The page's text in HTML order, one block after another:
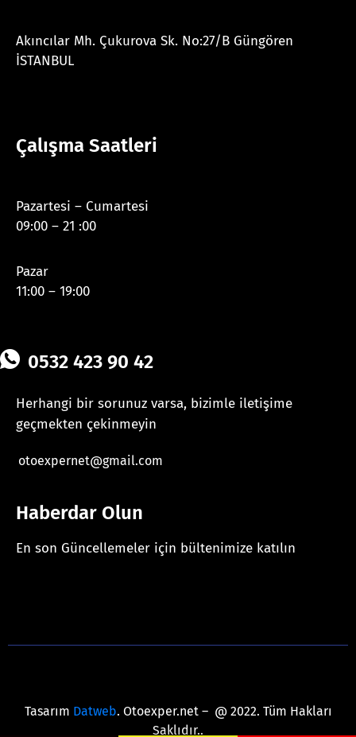
Akıncılar Mh. Çukurova Sk. No:27/B Güngören
İSTANBUL
Çalışma Saatleri
Pazartesi – Cumartesi
09:00 – 21 :00
Pazar
11:00 – 19:00
0532 423 90 42
Herhangi bir sorunuz varsa, bizimle iletişime
geçmekten çekinmeyin
otoexpernet@gmail.com
Haberdar Olun
En son Güncellemeler için bültenimize katılın
Tasarım Datweb. Otoexper.net – @ 2022. Tüm Hakları
Saklıdır..